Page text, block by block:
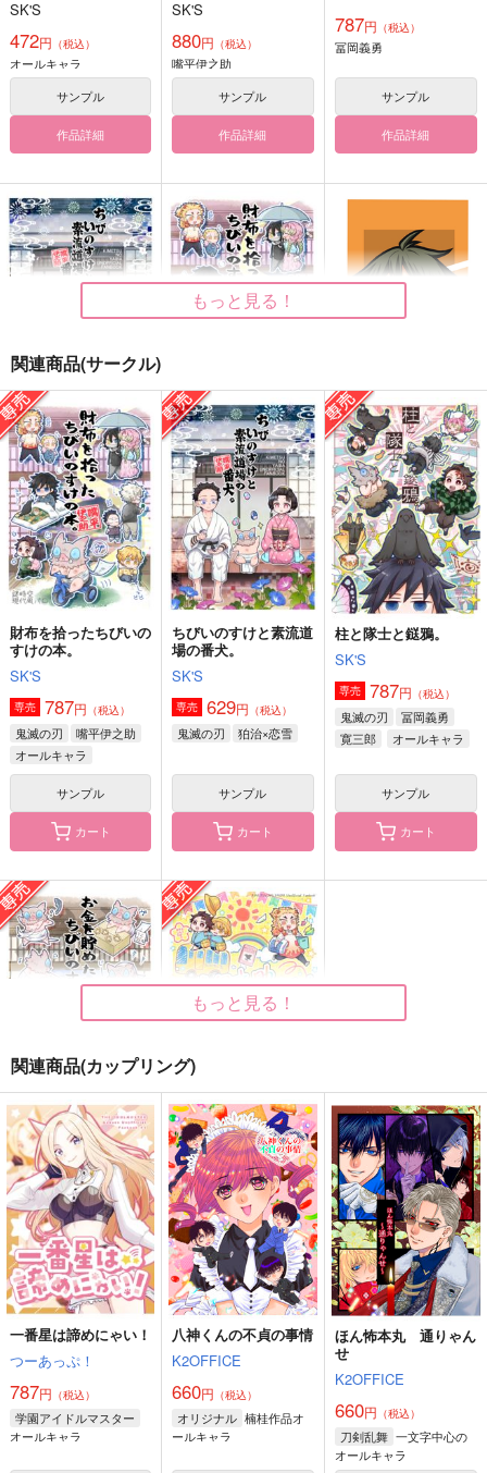
SK'S
472円 （税込）
オールキャラ
サンプル
作品詳細
SK'S
880円 （税込）
嘴平伊之助
サンプル
作品詳細
787円 （税込）
冨岡義勇
サンプル
作品詳細
ちびいのすけと素流道
場の番犬。
SK'S
629円（税込）
狛治×恋雪
サンプル
作品詳細
財布を拾ったちびいの
すけの本。
SK'S
787円（税込）
嘴平伊之助
サンプル
作品詳細
ハイキュー！！山口忠
スマホサイズ防水ステ
ッカー
コパン
440円（税込）
山口忠
サンプル
作品詳細
柱 動きます！！
週末
788円（税込）
オールキャラ
サンプル
作品詳細
無限城撮影中
週末
876円（税込）
オールキャラ
サンプル サンプル
【おまけ付き】おれた
ちれんごくきょうだ
機械サークル
990円（税込）
煉獄杏寿郎
イベントレポ vol.3
新規レイヤーフォルダ
ー
787円（税込）
ああ青春の日々よ
週末
876円 （税込）
もっと見る！
関連商品(サークル)
財布を拾ったちびいの
すけの本。
SK'S
専売 787円 （税込）
鬼滅の刃
嘴平伊之助
オールキャラ
サンプル
カート
ちびいのすけと素流道
場の番犬。
SK'S
専売 629円 （税込）
鬼滅の刃 狛治×恋雪
サンプル
カート
柱と隊士と鎹鴉。
SK'S
専売 787円 （税込）
鬼滅の刃
冨岡義勇
寛三郎
オールキャラ
サンプル
カート
お金を貯めたいちびい
のすけの本。
SK'S
専売 880円 （税込）
鬼滅の刃 嘴平伊之助
サンプル
カート
ちび伊之助保育園へ行
く！
SK'S
専売 472円 （税込）
鬼滅の刃 オールキャラ
サンプル
カート
もっと見る！
関連商品(カップリング)
一番星は諦めにゃい！
つーあっぷ！
787円 （税込）
学園アイドルマスター
オールキャラ
八神くんの不貞の事情
K2OFFICE
660円 （税込）
オリジナル 楠桂作品オ
ールキャラ
ほん怖本丸 通りゃん
せ
K2OFFICE
660円 （税込）
刀剣乱舞 一文字中心の
オールキャラ